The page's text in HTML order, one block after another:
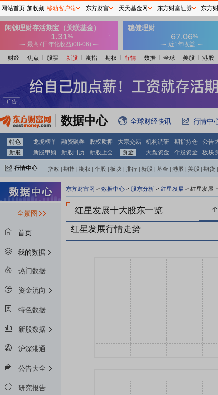
财经 焦点 股票 新股 期指 期权 行情 数据 全球 美股 港股
数据中心 全球财经快讯 行情中
特色 龙虎榜单 融资融券 股权质押 大宗交易 机构调研 期指持仓
公告
新股
新股申购 新股日历 新股上会 资金 大盘资金 个股资金 板块
行情中心 指数 期指 期权 个股 板块 排行 新股 基金 港股 美股 期货
全景图
首页
我的数据
热门数据
资金流向
特色数据
新股数据
沪深港通
公告大全
研究报告
东方财富网 > 数据中心 > 股东分析 > 红星发展 > 红星发展-
红星发展十大股东一览
红星发展行情走势
网站首页 加收藏 移动客户端 东方财富 天天基金网 东方财富证券 东方